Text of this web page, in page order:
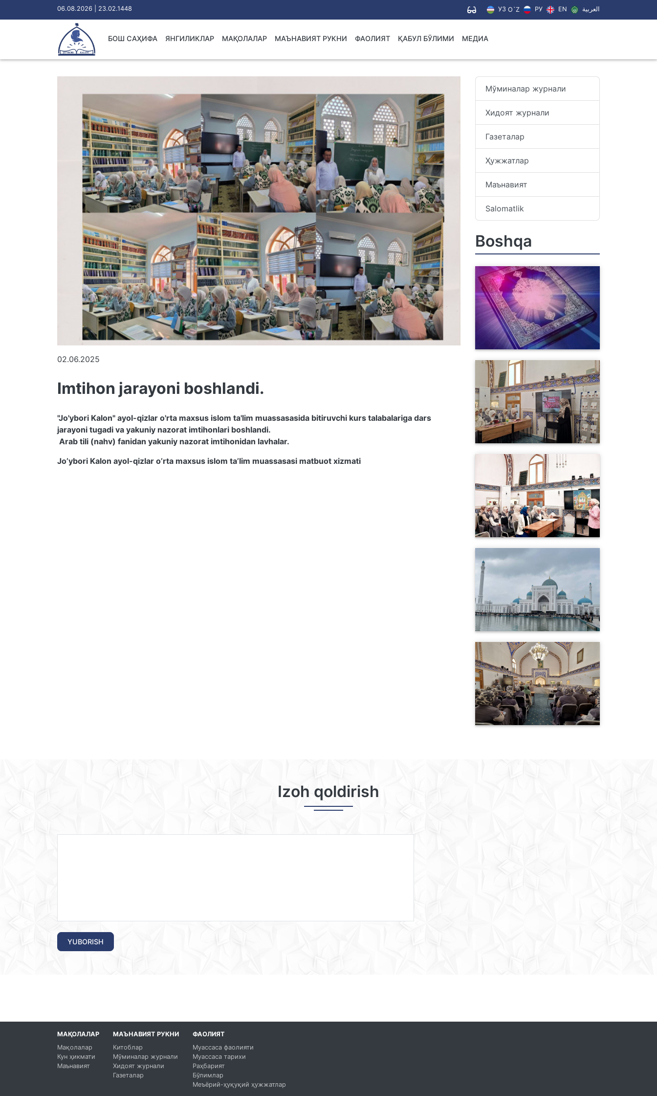
06.08.2026 | 23.02.1448 УЗ O`Z РУ EN العربية
БОШ САҲИФА ЯНГИЛИКЛАР МАҚОЛАЛАР МАЪНАВИЯТ РУКНИ ФАОЛИЯТ ҚАБУЛ БЎЛИМИ МЕДИА
02.06.2025
Imtihon jarayoni boshlandi.
"Jo'ybori Kalon" ayol-qizlar o'rta maxsus islom ta'lim muassasasida bitiruvchi kurs talabalariga dars
jarayoni tugadi va yakuniy nazorat imtihonlari boshlandi.
Arab tili (nahv) fanidan yakuniy nazorat imtihonidan lavhalar.
Jo’ybori Kalon ayol-qizlar o’rta maxsus islom ta’lim muassasasi matbuot xizmati
Мўминалар журнали
Хидоят журнали
Газеталар
Ҳужжатлар
Маънавият
Salomatlik
Boshqa
Izoh qoldirish
YUBORISH
МАҚОЛАЛАР
Мақолалар
Кун ҳикмати
Маънавият
МАЪНАВИЯТ РУКНИ
Китоблар
Мўминалар журнали
Хидоят журнали
Газеталар
ФАОЛИЯТ
Муассаса фаолияти
Муассаса тарихи
Раҳбарият
Бўлимлар
Меъёрий-ҳуқуқий ҳужжатлар